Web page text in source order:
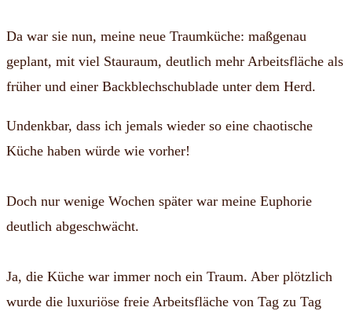
Da war sie nun, meine neue Traumküche: maßgenau
geplant, mit viel Stauraum, deutlich mehr Arbeitsfläche als
früher und einer Backblechschublade unter dem Herd.
Undenkbar, dass ich jemals wieder so eine chaotische
Küche haben würde wie vorher!
Doch nur wenige Wochen später war meine Euphorie
deutlich abgeschwächt.
Ja, die Küche war immer noch ein Traum. Aber plötzlich
wurde die luxuriöse freie Arbeitsfläche von Tag zu Tag